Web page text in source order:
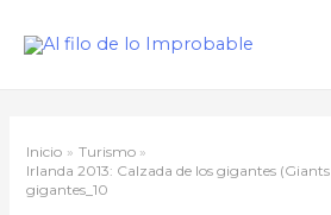
Inicio
Turismo
Irlanda 2013: Calzada de los gigantes
gigantes_10